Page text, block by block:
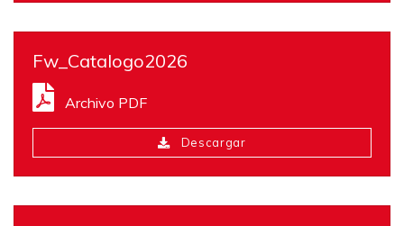
Fw_Catalogo2026
Archivo PDF
Descargar